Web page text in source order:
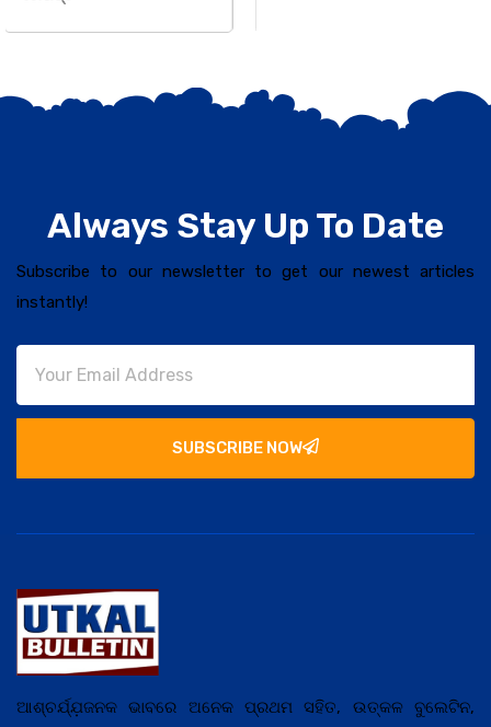
Always Stay Up To Date
Subscribe to our newsletter to get our newest articles
instantly!
SUBSCRIBE NOW
ଆଶ୍ଚର୍ଯ୍ଯ଼ଜନକ ଭାବରେ ଅନେକ ପ୍ରଥମ ସହିତ, ଉତ୍କଳ ବୁଲେଟିନ,